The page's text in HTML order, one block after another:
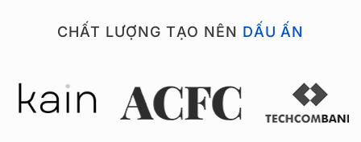
CHẤT LƯỢNG TẠO NÊN DẤU ẤN